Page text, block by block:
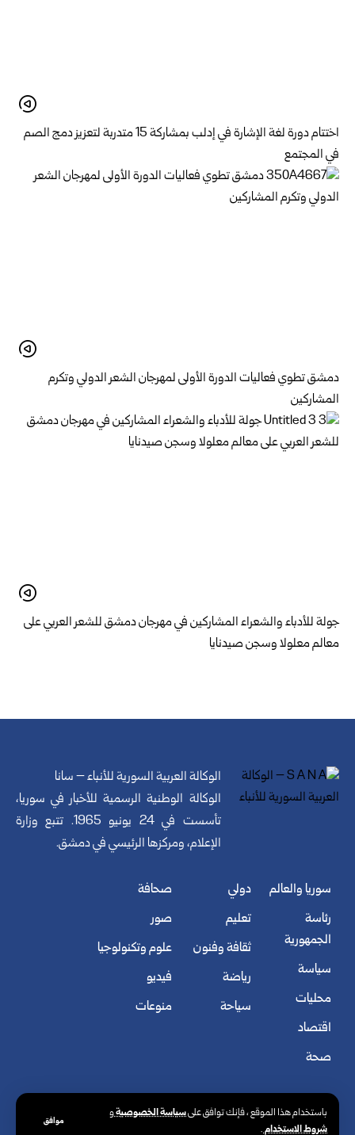
باستخدام هذا الموقع ، فإنك توافق علىسياسة الخصوصيةو
شروط الاستخدام.
موافق
اختتام دورة لغة الإشارة في إدلب بمشاركة 15 متدربة لتعزيز دمج الصم
في المجتمع
دمشق تطوي فعاليات الدورة الأولى لمهرجان الشعر الدولي وتكرم
المشاركين
جولة للأدباء والشعراء المشاركين في مهرجان دمشق للشعر العربي على
معالم معلولا وسجن صيدنايا
الوكالة العربية السورية للأنباء – سانا
الوكالة الوطنية الرسمية للأخبار في سوريا،
تأسست في 24 يونيو 1965. تتبع وزارة
الإعلام، ومركزها الرئيسي في دمشق.
سوريا والعالم
رئاسة
الجمهورية
سياسة
محليات
اقتصاد
صحة
دولي
تعليم
ثقافة وفنون
رياضة
سياحة
صحافة
صور
علوم وتكنولوجيا
فيديو
منوعات